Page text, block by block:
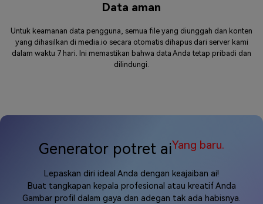
Data aman
Untuk keamanan data pengguna, semua file yang diunggah dan konten
yang dihasilkan di media.io secara otomatis dihapus dari server kami
dalam waktu 7 hari. Ini memastikan bahwa data Anda tetap pribadi dan
dilindungi.
Generator potret aiYang baru.
Lepaskan diri ideal Anda dengan keajaiban ai!
Buat tangkapan kepala profesional atau kreatif Anda
Gambar profil dalam gaya dan adegan tak ada habisnya.